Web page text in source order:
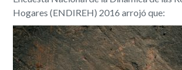
Hogares (ENDIREH) 2016 arrojó que: